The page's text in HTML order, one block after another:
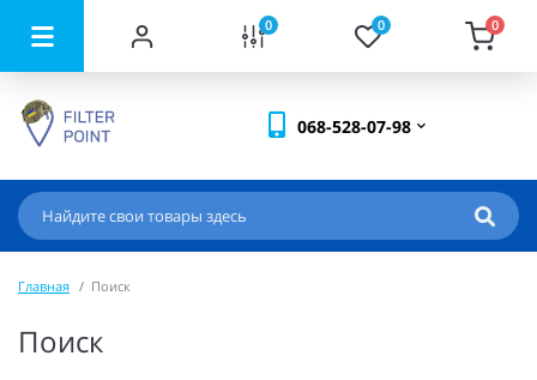
0 0 0
068-528-07-98
Главная Поиск
Поиск